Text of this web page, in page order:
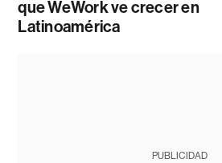
que WeWork ve crecer en
Latinoamérica
PUBLICIDAD